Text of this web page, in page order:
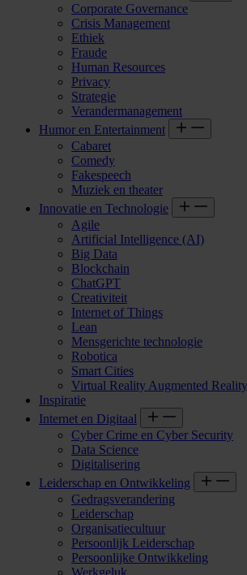
Corporate Governance
Crisis Management
Ethiek
Fraude
Human Resources
Privacy
Strategie
Verandermanagement
Humor en Entertainment
Cabaret
Comedy
Fakespeech
Muziek en theater
Innovatie en Technologie
Agile
Artificial Intelligence (AI)
Big Data
Blockchain
ChatGPT
Creativiteit
Internet of Things
Lean
Mensgerichte technologie
Robotica
Smart Cities
Virtual Reality Augmented Reality
Inspiratie
Internet en Digitaal
Cyber Crime en Cyber Security
Data Science
Digitalisering
Leiderschap en Ontwikkeling
Gedragsverandering
Leiderschap
Organisatiecultuur
Persoonlijk Leiderschap
Persoonlijke Ontwikkeling
Werkgeluk